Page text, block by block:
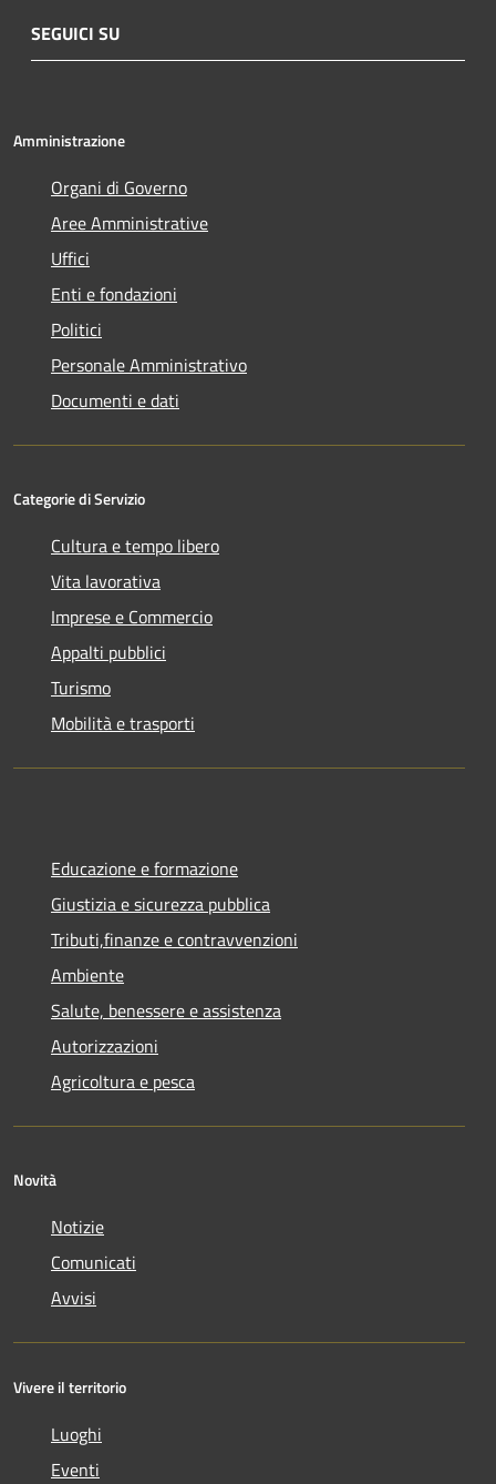
SEGUICI SU
Amministrazione
Organi di Governo
Aree Amministrative
Uffici
Enti e fondazioni
Politici
Personale Amministrativo
Documenti e dati
Categorie di Servizio
Cultura e tempo libero
Vita lavorativa
Imprese e Commercio
Appalti pubblici
Turismo
Mobilità e trasporti
Educazione e formazione
Giustizia e sicurezza pubblica
Tributi,finanze e contravvenzioni
Ambiente
Salute, benessere e assistenza
Autorizzazioni
Agricoltura e pesca
Novità
Notizie
Comunicati
Avvisi
Vivere il territorio
Luoghi
Eventi